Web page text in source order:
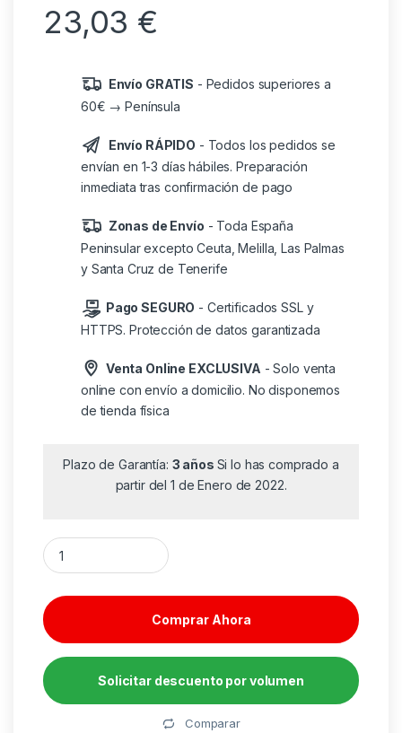
23,03 €
Envío GRATIS - Pedidos superiores a
60€ → Península
Envío RÁPIDO - Todos los pedidos se
envían en 1-3 días hábiles. Preparación
inmediata tras confirmación de pago
Zonas de Envío - Toda España
Peninsular excepto Ceuta, Melilla, Las Palmas
y Santa Cruz de Tenerife
Pago SEGURO - Certificados SSL y
HTTPS. Protección de datos garantizada
Venta Online EXCLUSIVA - Solo venta
online con envío a domicilio. No disponemos
de tienda física
Plazo de Garantía: 3 años Si lo has comprado a
partir del 1 de Enero de 2022.
Alfombrilla Ergonómica Fellowes 9112101/ 25 x 20 x 235mm
Comprar Ahora
Solicitar descuento por volumen
Comparar